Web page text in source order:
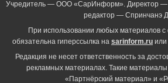
Учредитель — ООО «СарИнформ». Директор —
редактор — Спринчанэ
При использовании любых материалов
обязательна гиперссылка на sarinform.ru или
Редакция не несет ответственность за
рекламных материалах. Такие
«Партнёрский материал» и